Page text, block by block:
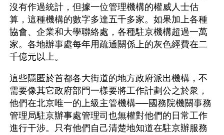
沒有作過統計，但據一位管理機構的權威人士估
算，這種機構的數字多達五千多家。如果加上各種
協會、企業和大學聯絡處，各種駐京機構超過一萬
家。各地辦事處每年用疏通關係上的灰色經費在二
千億元以上。
這些隱匿於首都各大街道的地方政府派出機構，不
需要像其它政府部門一樣要將工作計劃公之於衆，
他們在北京唯一的上級主管機構──國務院機關事務
管理局駐京辦事處管理司也無權對他們的日常工作
進行干涉。只有他們自己清楚地知道在駐京辦服務